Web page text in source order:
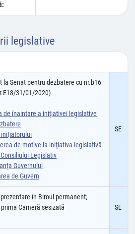
legislative
la Senat pentru dezbatere cu nr.b16
31/01/2020)
de înaintare a iniţiativei legislative
de motive la iniţiativa legislativă
Legislativ
Guvernului
de Guvern
SE
în Biroul permanent;
Cameră sesizată
SE